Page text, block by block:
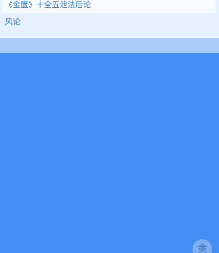
《金匮》十全五泄法后论
风论